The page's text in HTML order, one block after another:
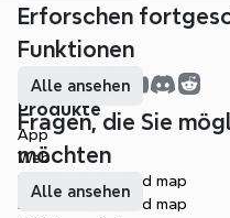
Erforschen
Funktionen
Alle ansehen
Fragen, die Sie
möchten
Alle ansehen
Produkte
App
Web
Markdown zu mind map
Dokument zu mind map